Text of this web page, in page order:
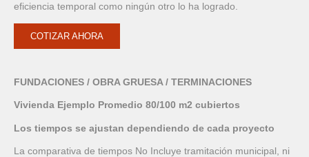
eficiencia temporal como ningún otro lo ha logrado.
COTIZAR AHORA
FUNDACIONES / OBRA GRUESA / TERMINACIONES
Vivienda Ejemplo Promedio 80/100 m2 cubiertos
Los tiempos se ajustan dependiendo de cada proyecto
La comparativa de tiempos No Incluye tramitación municipal, ni